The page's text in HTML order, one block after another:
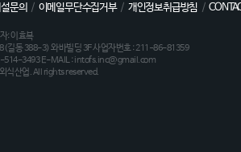
문의 / 이메일무단수집거부/ 개인정보취급방침 /
: 이효복
길동 388-3) 와바빌딩 3F 사업자번호 : 211-86-81359
514-3493 E-MAIL : intofs.inc@gmail.com
식산업. All rights reserved.